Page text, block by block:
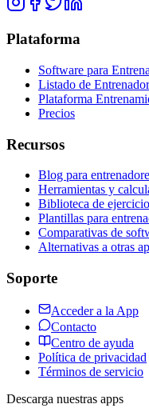
Plataforma
Software para
Listado de
Plataforma
Precios
Recursos
Blog para
Herramientas y
Biblioteca de
Plantillas para
Comparativas de
Alternativas a otras
Soporte
Acceder a la App
Contacto
Centro de ayuda
Política de privacidad
Términos de servicio
Descarga nuestras apps